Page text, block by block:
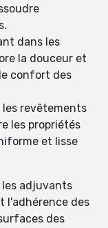
dans les
la douceur et
confort des
revêtements
les propriétés
et lisse
les adjuvants
l'adhérence des
des